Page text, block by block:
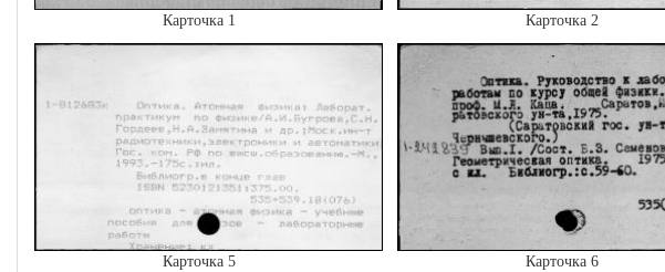
Карточка 1 Карточка 2
Карточка 5 Карточка 6